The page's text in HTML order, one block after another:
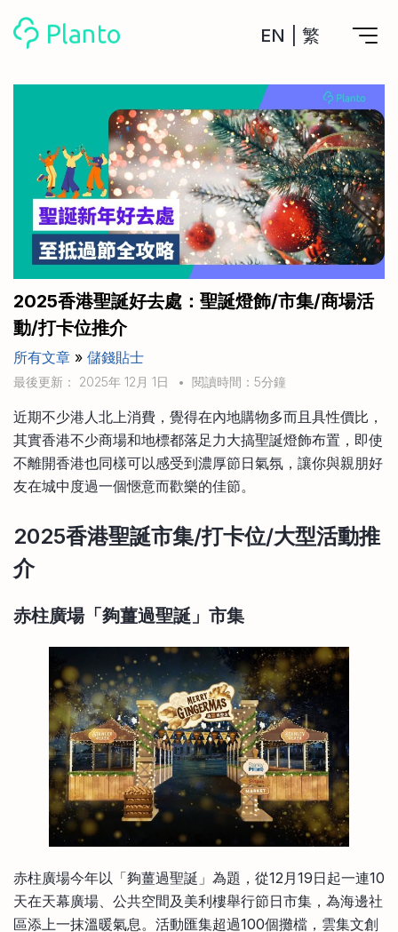
EN 繁
計劃買樓
計劃買樓第一步
全功能記賬
管理及分析所有戶口
管理MPF戶口
一次過管理所有強積金戶口
申請清卡數/私人貸款
CreFIT x Planto推廣優惠
工具
私人貸款
年利率/APR/年息比較
投資戶口 (美股)
比較最抵美股投資戶口
投資戶口 (港股)
比較最抵港股投資戶口
投資加密貨幣
比較最抵Crypto交易所
月供股票計劃
比較最抵月供計劃戶口
比較定存利率
信用卡
比較各種最優惠信用卡
關於我們
Academy
Marketplace
其他網站
手機App與理財資訊
商業解決方案
2025香港聖誕好去處：聖誕燈飾/市集/商場活
動/打卡位推介
所有文章 » 儲錢貼士
最後更新： 2025年 12月 1日 • 閱讀時間：5分鐘
近期不少港人北上消費，覺得在內地購物多而且具性價比，
其實香港不少商場和地標都落足力大搞聖誕燈飾布置，即使
不離開香港也同樣可以感受到濃厚節日氣氛，讓你與親朋好
友在城中度過一個愜意而歡樂的佳節。
2025香港聖誕市集/打卡位/大型活動推
介
赤柱廣場「夠薑過聖誕」市集
赤柱廣場今年以「夠薑過聖誕」為題，從12月19日起一連10
天在天幕廣場、公共空間及美利樓舉行節日市集，為海邊社
區添上一抹溫暖氣息。活動匯集超過100個攤檔，雲集文創